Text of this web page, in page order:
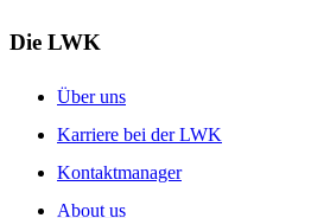
Die LWK
Über uns
Karriere bei der LWK
Kontaktmanager
About us